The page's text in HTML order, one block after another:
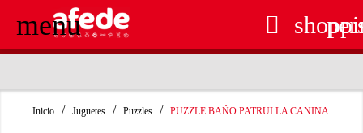
menu 
Inicio Juguetes Puzzles PUZZLE BAÑO PATRULLA CANINA